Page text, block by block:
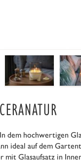
dem hochwertigen
ideal auf dem
mit Glasaufsatz in